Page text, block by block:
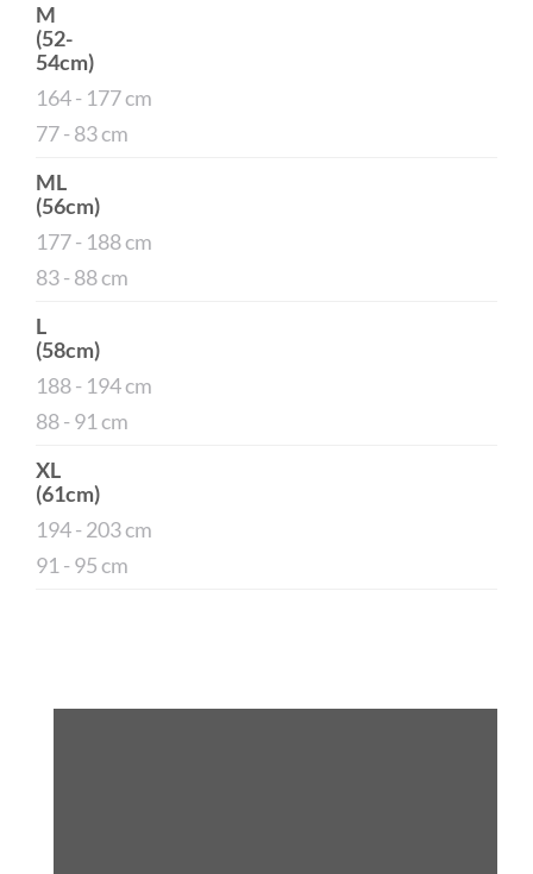
M
(52-
54cm)
164 - 177 cm
77 - 83 cm
ML
(56cm)
177 - 188 cm
83 - 88 cm
L
(58cm)
188 - 194 cm
88 - 91 cm
XL
(61cm)
194 - 203 cm
91 - 95 cm